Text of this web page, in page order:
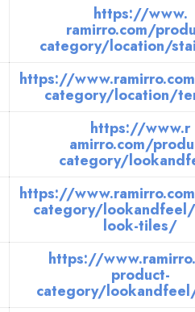
https://www.
ramirro.com/
category/location/
https://
category/location/
https://www.r
amirro.com/
category/
https://
category/
look-tiles/
https://
product-
category/